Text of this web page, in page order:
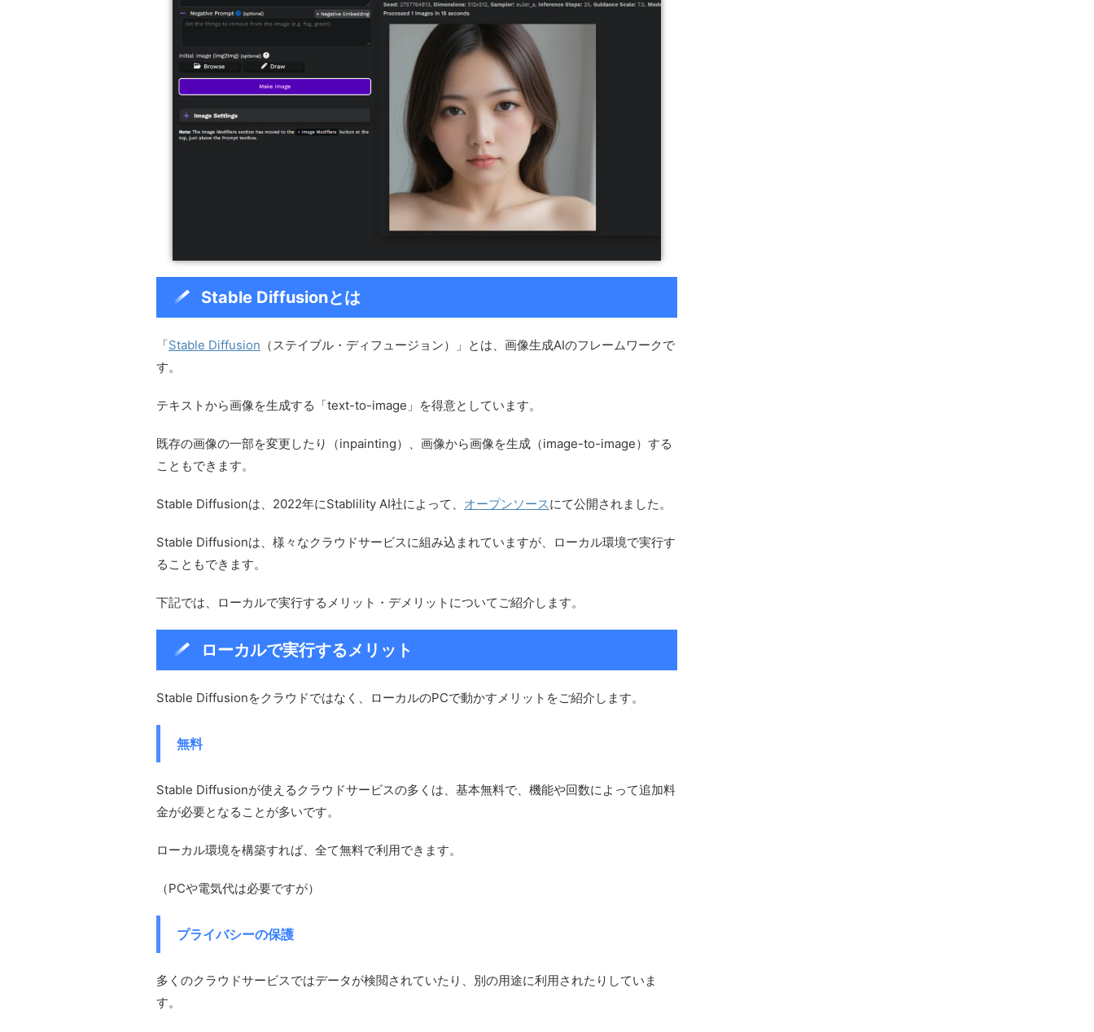
Stable Diffusionとは
「Stable Diffusion （ステイブル・ディフュージョン）」とは、画像生成AIのフレームワークで
す。
テキストから画像を生成する「text-to-image」を得意としています。
既存の画像の一部を変更したり（inpainting）、画像から画像を生成（image-to-image）する
こともできます。
Stable Diffusionは、2022年にStablility AI社によって、 オープンソースにて公開されました。
Stable Diffusionは、様々なクラウドサービスに組み込まれていますが、ローカル環境で実行す
ることもできます。
下記では、ローカルで実行するメリット・デメリットについてご紹介します。
ローカルで実行するメリット
Stable Diffusionをクラウドではなく、ローカルのPCで動かすメリットをご紹介します。
無料
Stable Diffusionが使えるクラウドサービスの多くは、基本無料で、機能や回数によって追加料
金が必要となることが多いです。
ローカル環境を構築すれば、全て無料で利用できます。
（PCや電気代は必要ですが）
プライバシーの保護
多くのクラウドサービスではデータが検閲されていたり、別の用途に利用されたりしていま
す。